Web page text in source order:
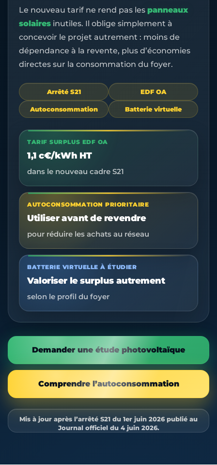
Le nouveau tarif ne rend pas les panneaux
solaires inutiles. Il oblige simplement à
concevoir le projet autrement : moins de
dépendance à la revente, plus d’économies
directes sur la consommation du foyer.
Arrêté S21 EDF OA
Autoconsommation Batterie virtuelle
TARIF SURPLUS EDF OA
1,1 c€/kWh HT
dans le nouveau cadre S21
AUTOCONSOMMATION PRIORITAIRE
Utiliser avant de revendre
pour réduire les achats au réseau
BATTERIE VIRTUELLE À ÉTUDIER
Valoriser le surplus autrement
selon le profil du foyer
Demander une étude photovoltaïque
Comprendre l’autoconsommation
Mis à jour après l’arrêté S21 du 1er juin 2026 publié au
Journal officiel du 4 juin 2026.